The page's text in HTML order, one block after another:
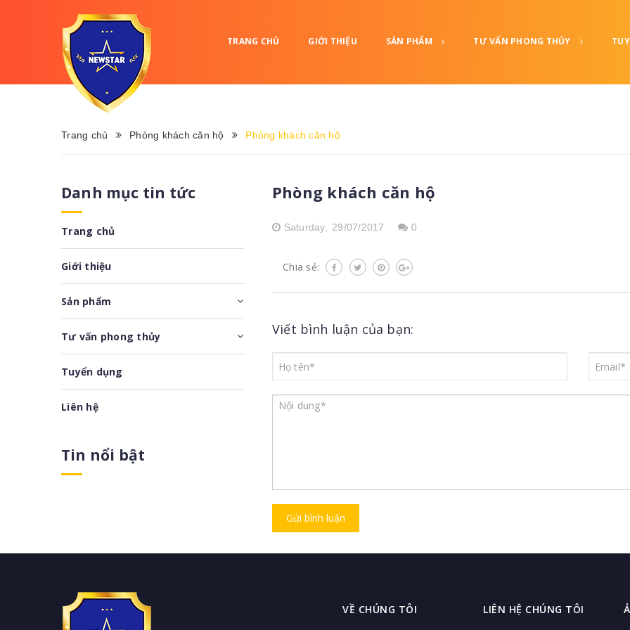
TRANG CHỦ GIỚI THIỆU SẢN PHẨM TƯ VẤN PHONG THỦY
Trang chủ Phòng khách căn hộ Phòng khách căn hộ
Phòng khách căn hộ
Saturday, 29/07/2017 0
Chia sẻ:
Viết bình luận của bạn:
Gửi bình luận
Danh mục tin tức
Trang chủ
Giới thiệu
Sản phẩm
Tư vấn phong thủy
Tuyển dụng
Liên hệ
Tin nổi bật
VỀ CHÚNG TÔI LIÊN HỆ CHÚNG TÔI